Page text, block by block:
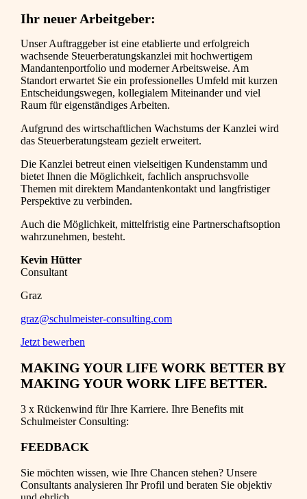
Ihr neuer Arbeitgeber:
Unser Auftraggeber ist eine etablierte und erfolgreich
wachsende Steuerberatungskanzlei mit hochwertigem
Mandantenportfolio und moderner Arbeitsweise. Am
Standort erwartet Sie ein professionelles Umfeld mit kurzen
Entscheidungswegen, kollegialem Miteinander und viel
Raum für eigenständiges Arbeiten.
Aufgrund des wirtschaftlichen Wachstums der Kanzlei wird
das Steuerberatungsteam gezielt erweitert.
Die Kanzlei betreut einen vielseitigen Kundenstamm und
bietet Ihnen die Möglichkeit, fachlich anspruchsvolle
Themen mit direktem Mandantenkontakt und langfristiger
Perspektive zu verbinden.
Auch die Möglichkeit, mittelfristig eine Partnerschaftsoption
wahrzunehmen, besteht.
Kevin Hütter
Consultant
Graz
graz@schulmeister-consulting.com
Jetzt bewerben
MAKING YOUR LIFE WORK BETTER BY
MAKING YOUR WORK LIFE BETTER.
3 x Rückenwind für Ihre Karriere. Ihre Benefits mit
Schulmeister Consulting:
FEEDBACK
Sie möchten wissen, wie Ihre Chancen stehen? Unsere
Consultants analysieren Ihr Profil und beraten Sie objektiv